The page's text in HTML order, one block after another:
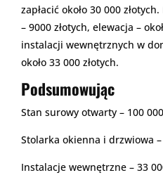
zapłacić około 30 000
– 9000 złotych, elewacja –
instalacji wewnętrznych w
około 33 000 złotych.
Podsumowując
Stan surowy otwarty – 100
Stolarka okienna i drzwiowa –
Instalacje wewnętrzne – 33